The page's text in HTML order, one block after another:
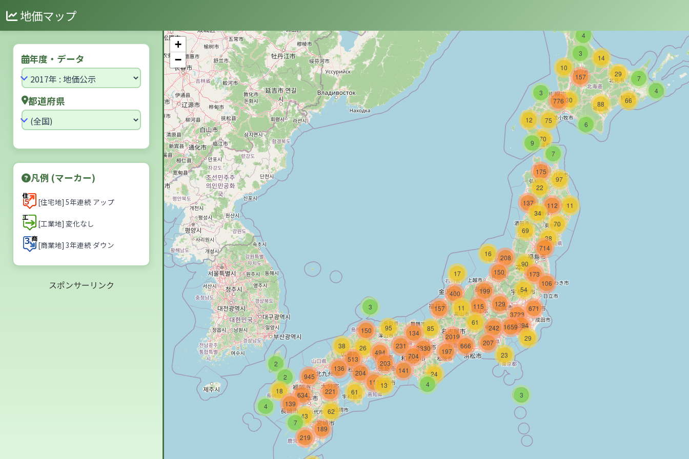
地価マップ
年度・データ
都道府県
凡例 (マーカー)
[住宅地] 5年連続 アップ
[工業地] 変化なし
[商業地] 3年連続 ダウン
スポンサーリンク
219
62
189
2
2
7
43
4
18
139
111
61
204
221
634
136
945
513
38 26
3
150
13
4
3
203
494
141
95
231
704
134
24
3330 197
666
11
2019
85
157
207
61
115
242
17
400 199
23
29
16592394
129
54
3723
16
150
208
671
106
173
69
90
38
714
34
137
70
11
112
22
97
175
4
7
4
29
88 66
6
3
14
10
157
7
12
9
75
70
3
30
776
+
−